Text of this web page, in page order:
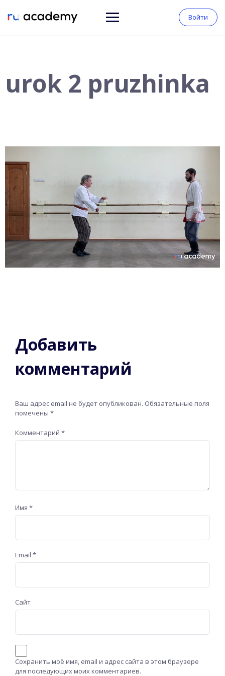
Войти
urok 2 pruzhinka
Добавить
комментарий
Ваш адрес email не будет опубликован. Обязательные поля
помечены *
Комментарий *
Имя *
Email *
Сайт
Сохранить моё имя, email и адрес сайта в этом браузере
для последующих моих комментариев.